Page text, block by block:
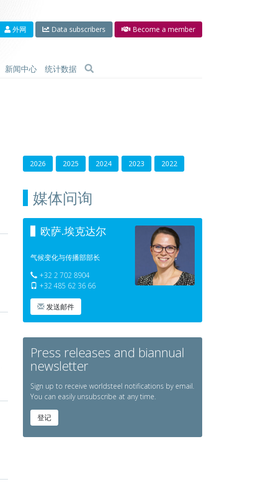
外网 Data subscribers Become a member
新闻中心 统计数据
2026 2025 2024 2023 2022
媒体问询
欧萨.埃克达尔
气候变化与传播部部长
+32 2 702 8904
+32 485 62 36 66
发送邮件
Press releases and biannual
newsletter
Sign up to receive worldsteel notifications by email.
You can easily unsubscribe at any time.
登记